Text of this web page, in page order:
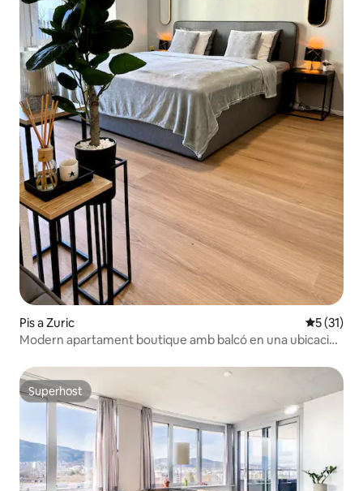
Pis a Zuric 5 de
5 (31)
Modern apartament boutique amb balcó en una ubicació
Superhost
Superhost